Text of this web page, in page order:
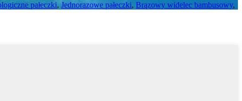
pałeczki,Jednorazowe pałeczki, Brązowy widelec bambusowy,